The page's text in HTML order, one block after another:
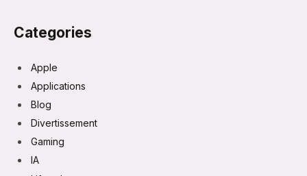
Categories
Apple
Applications
Blog
Divertissement
Gaming
IA